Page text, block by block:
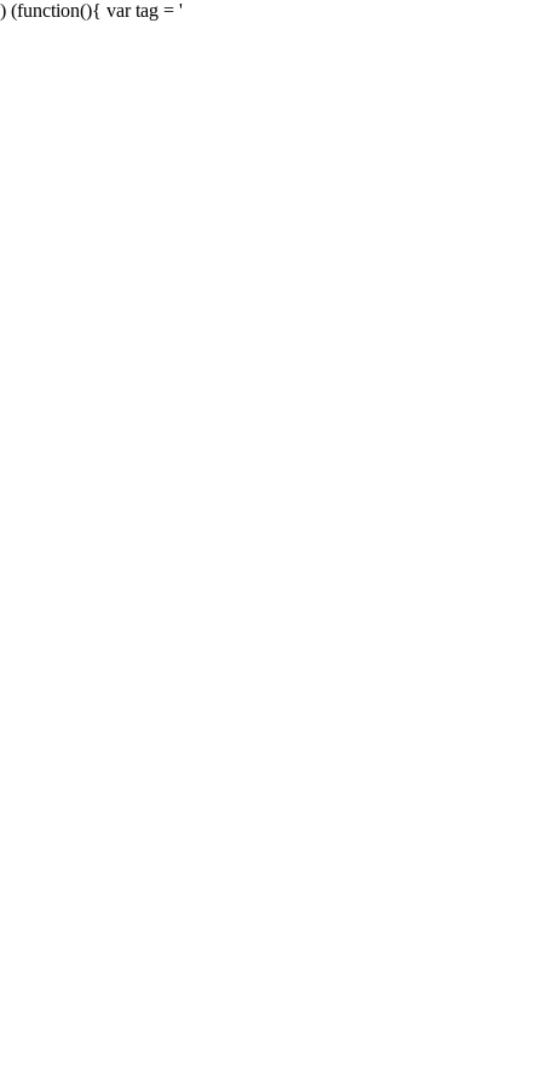
) (function(){ var tag = '